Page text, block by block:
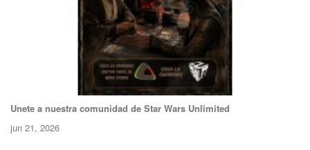
Unete a nuestra comunidad de Star Wars Unlimited
jun 21, 2026